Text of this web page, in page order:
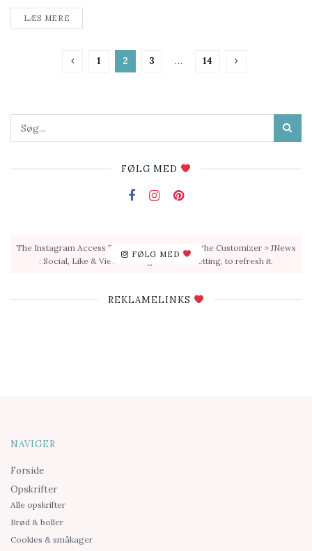
både F...
LÆS MERE
1 2 3 … 14
FØLG MED
FØLG MED
The Instagram Access Token is expired, Go to the Customizer > JNews
: Social, Like & View > Instagram Feed Setting, to refresh it.
REKLAMELINKS
NAVIGER
Forside
Opskrifter
Alle opskrifter
Brød & boller
Cookies & småkager